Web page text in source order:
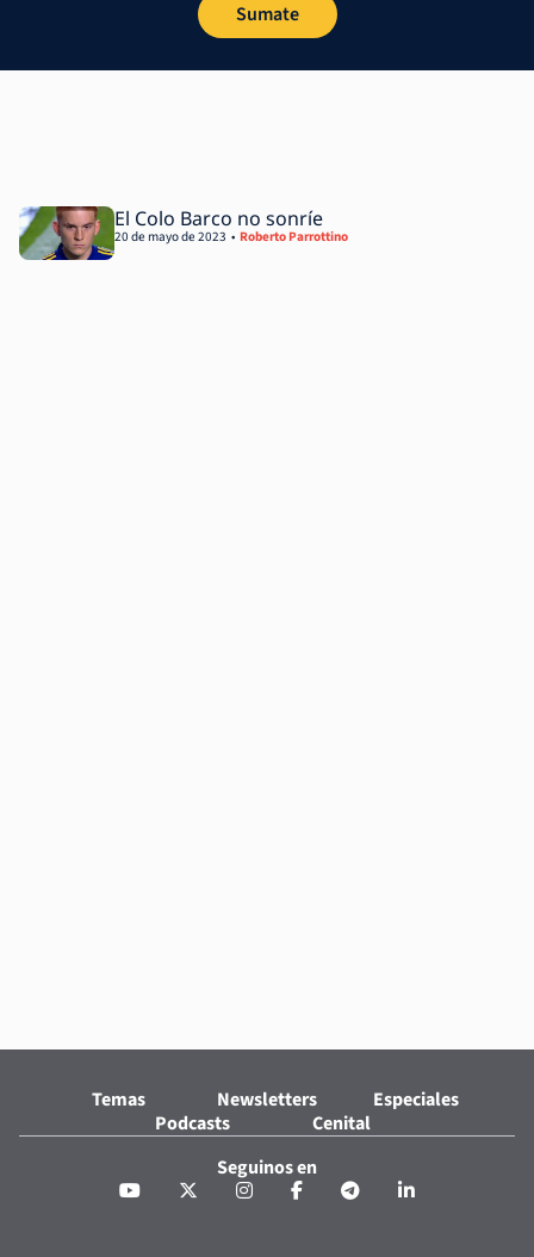
Sumate
El Colo Barco no sonríe
Roberto Parrottino
20 de mayo de 2023
Temas Newsletters
Especiales
Podcasts
Cenital
Seguinos en